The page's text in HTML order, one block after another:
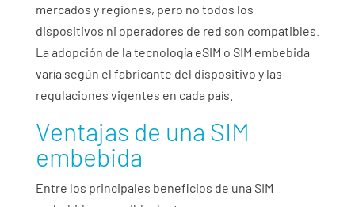
mercados y regiones, pero no todos los
dispositivos ni operadores de red son compatibles.
La adopción de la tecnología eSIM o SIM embebida
varía según el fabricante del dispositivo y las
regulaciones vigentes en cada país.
Ventajas de una SIM
embebida
Entre los principales beneficios de una SIM